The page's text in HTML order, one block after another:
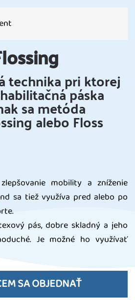
technika pri ktorej
páska
sa metóda
alebo Floss
mobility a zníženie
sa tiež využíva pred alebo po
pás, dobre skladný a jeho
Je možné ho využívať
SA OBJEDNAŤ